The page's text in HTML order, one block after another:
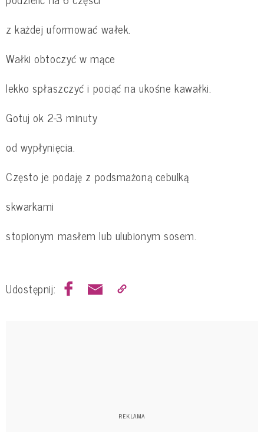
z każdej uformować wałek.
Wałki obtoczyć w mące
lekko spłaszczyć i pociąć na ukośne kawałki.
Gotuj ok 2-3 minuty
od wypłynięcia.
Często je podaję z podsmażoną cebulką
skwarkami
stopionym masłem lub ulubionym sosem.
Udostępnij: